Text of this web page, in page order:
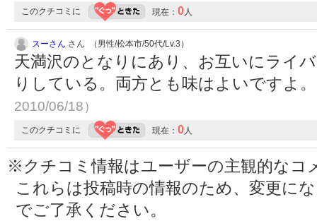
このクチコミに 現在： 0人
スーさん さん （男性/松本市/50代/Lv.3）
天満沢のとなりにあり、お互いにライ
りしている。両方とも味はよいですよ
2010/06/18）
このクチコミに 現在： 0人
※クチコミ情報はユーザーの主観的なコ
これらは投稿時の情報のため、変更に
でご了承ください。